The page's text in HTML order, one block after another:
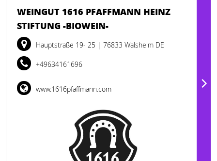
WEINGUT 1616 PFAFFMANN HEINZ
STIFTUNG -BIOWEIN-
Hauptstraße 19- 25 | 76833 Walsheim DE
+49634161696
www.1616pfaffmann.com